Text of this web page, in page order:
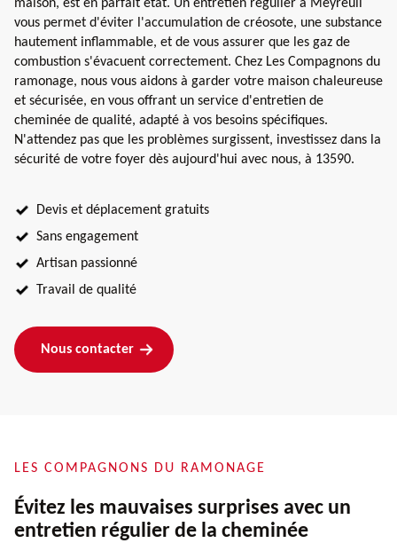
maison, est en parfait état. Un entretien régulier à Meyreuil
vous permet d'éviter l'accumulation de créosote, une substance
hautement inflammable, et de vous assurer que les gaz de
combustion s'évacuent correctement. Chez Les Compagnons du
ramonage, nous vous aidons à garder votre maison chaleureuse
et sécurisée, en vous offrant un service d'entretien de
cheminée de qualité, adapté à vos besoins spécifiques.
N'attendez pas que les problèmes surgissent, investissez dans la
sécurité de votre foyer dès aujourd'hui avec nous, à 13590.
Devis et déplacement gratuits
Sans engagement
Artisan passionné
Travail de qualité
Nous contacter
LES COMPAGNONS DU RAMONAGE
Évitez les mauvaises surprises avec un
entretien régulier de la cheminée